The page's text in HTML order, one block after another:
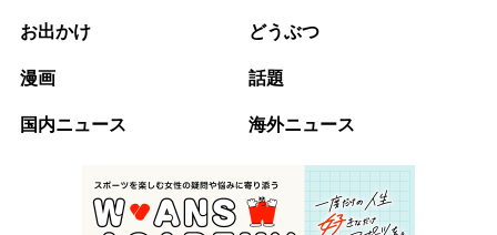
お出かけ どうぶつ
漫画 話題
国内ニュース 海外ニュース